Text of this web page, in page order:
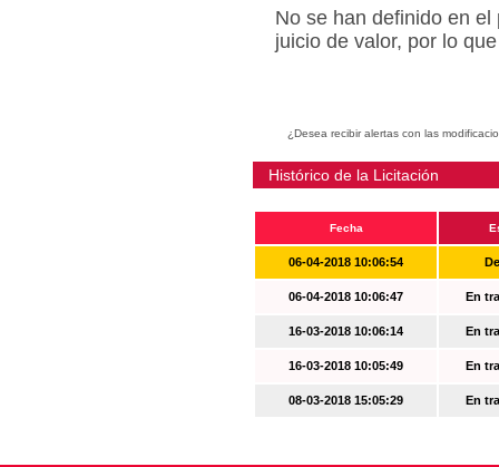
No se han definido en
juicio de valor, por lo
¿Desea recibir alertas con las
Histórico de la Licitación
Fecha
06-04-2018 10:06:54
06-04-2018 10:06:47 En
16-03-2018 10:06:14 En
16-03-2018 10:05:49 En
08-03-2018 15:05:29 En